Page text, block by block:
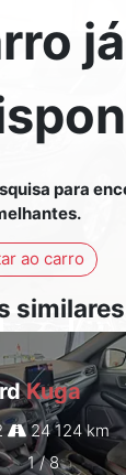
para
ao carro
similares
Kuga
24 124 km
1/8
para ver todas